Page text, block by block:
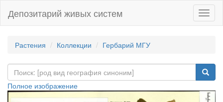
Депозитарий живых систем
Растения Коллекции Гербарий МГУ
Полное изображение